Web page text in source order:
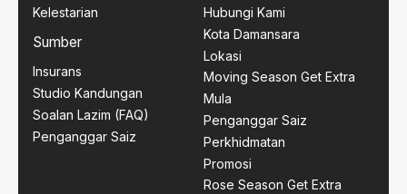
Kelestarian
Sumber
Insurans
Studio Kandungan
Soalan Lazim (FAQ)
Penganggar Saiz
Hubungi Kami
Kota Damansara
Lokasi
Moving Season Get Extra
Mula
Penganggar Saiz
Perkhidmatan
Promosi
Rose Season Get Extra